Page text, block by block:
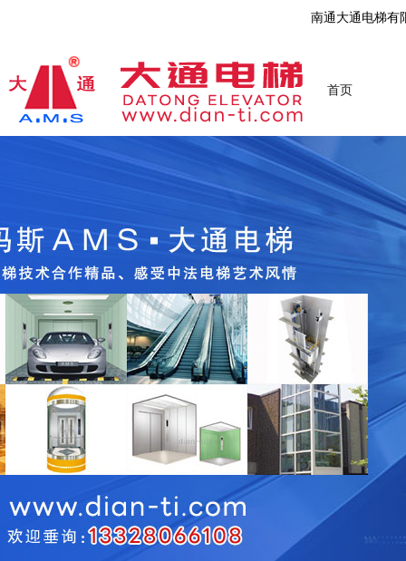
南通大通电梯有
首页